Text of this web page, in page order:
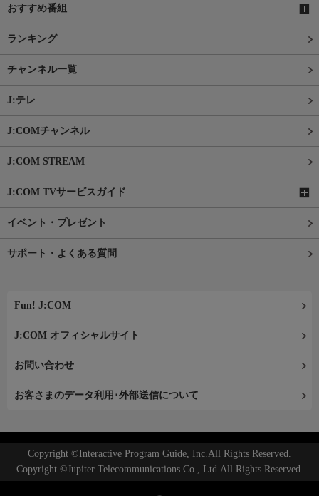
おすすめ番組
ランキング
チャンネル一覧
J:テレ
J:COMチャンネル
J:COM STREAM
J:COM TVサービスガイド
イベント・プレゼント
サポート・よくある質問
Fun! J:COM
J:COM オフィシャルサイト
お問い合わせ
お客さまのデータ利用･外部送信について
Copyright ©Interactive Program Guide, Inc.All Rights Reserved.
Copyright ©Jupiter Telecommunications Co., Ltd.All Rights Reserved.